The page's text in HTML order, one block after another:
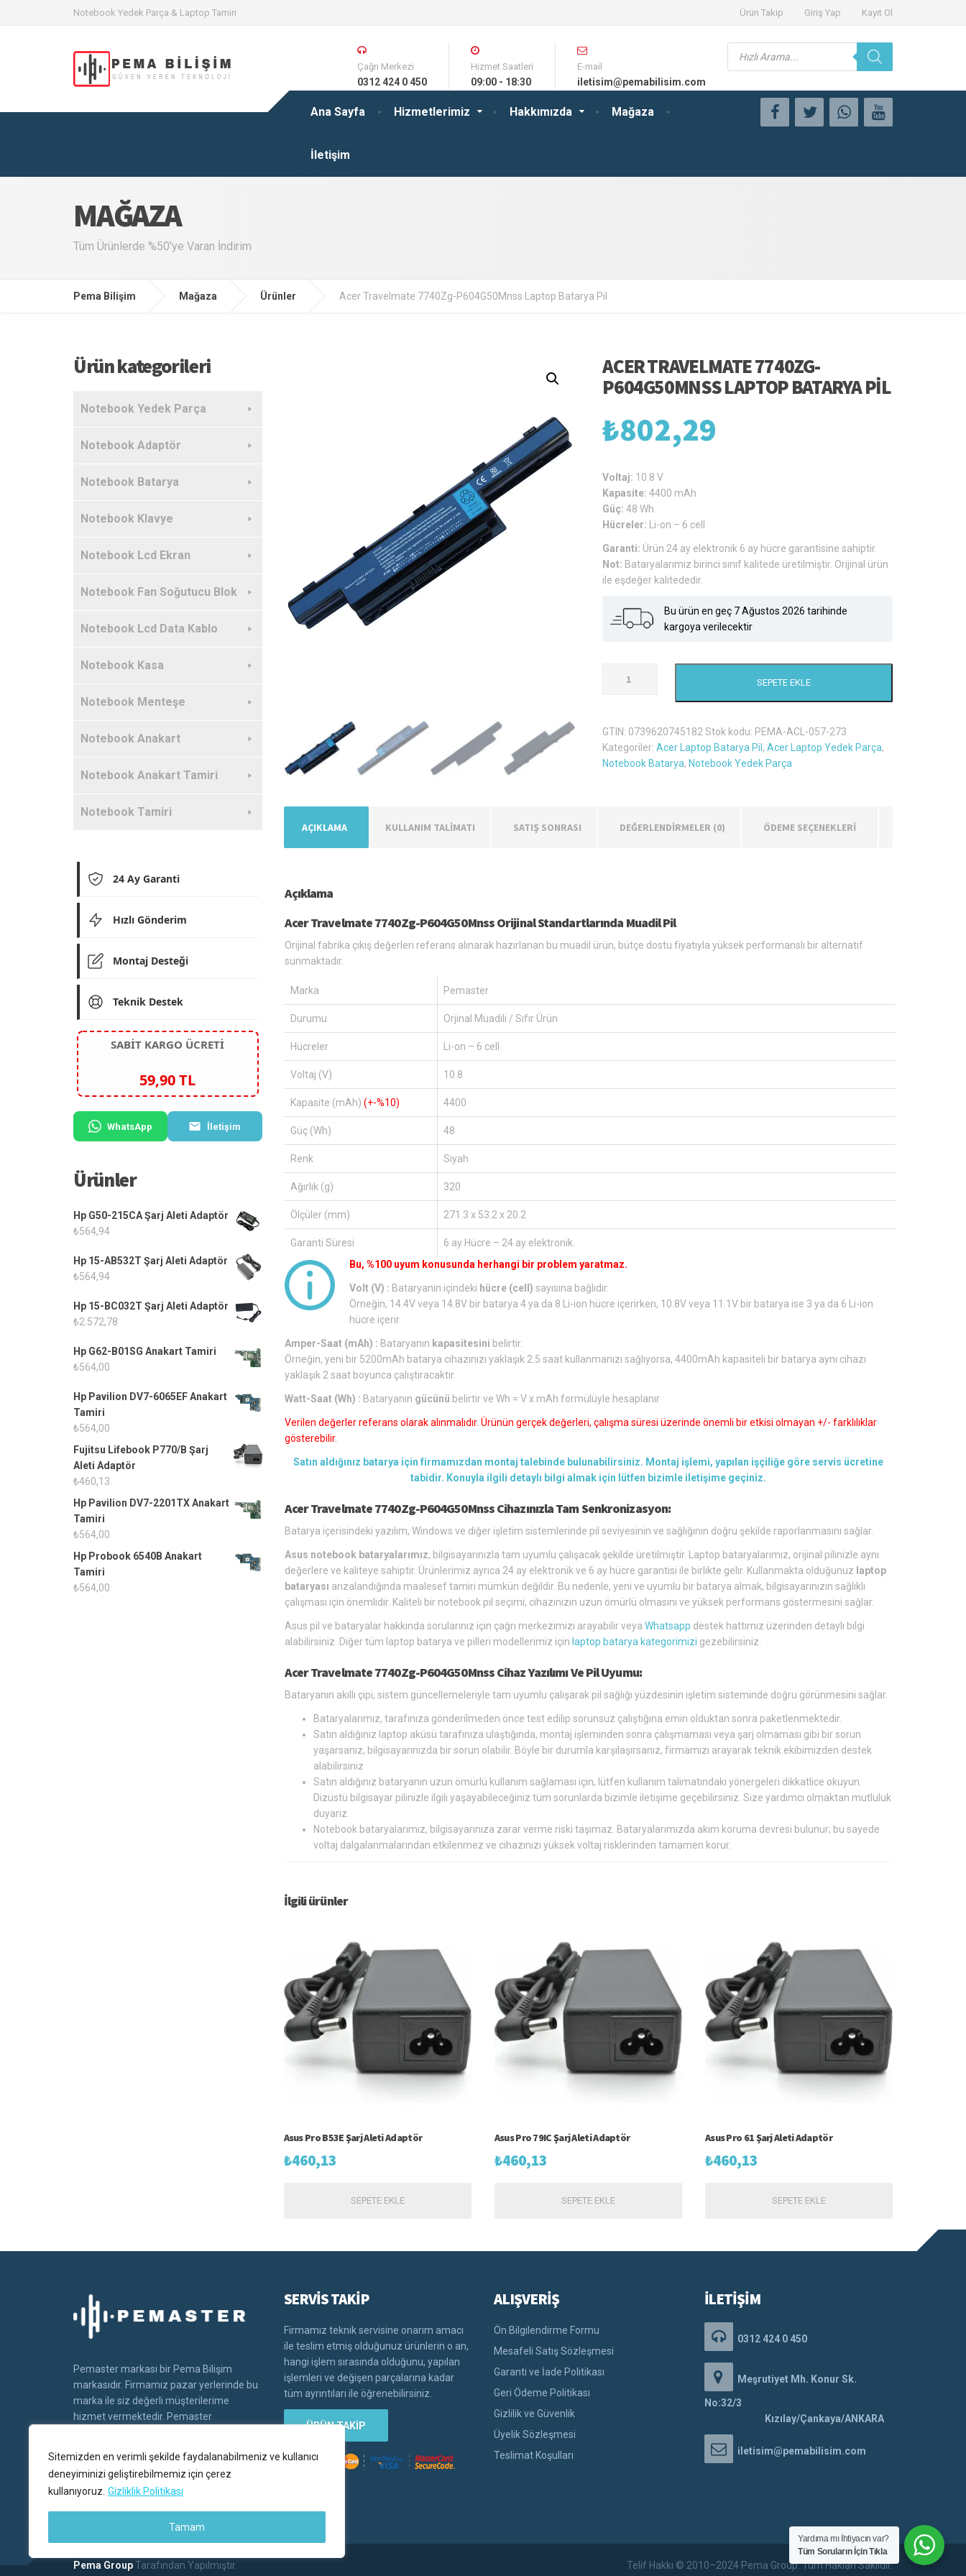
Sitemizden en verimli şekilde faydalanabilmeniz ve kullanıcı
deneyiminizi geliştirebilmemiz için çerez
kullanıyoruz. Gizliklik Politikası
Tamam
Notebook Yedek Parça & Laptop Tamiri Ürün Takip Giriş Yap Kayıt Ol
Ana Sayfa Hizmetlerimiz Hakkımızda Mağaza
İletişim
Çağrı Merkezi
0312 424 0 450
Hizmet Saatleri
09:00 - 18:30
E-mail
iletisim@pemabilisim.com
Products
search
MAĞAZA
Tüm Ürünlerde %50'ye Varan İndirim
Pema Bilişim Mağaza Ürünler Acer Travelmate 7740Zg-P604G50Mnss Laptop Batarya Pil
ACER TRAVELMATE 7740ZG-
P604G50MNSS LAPTOP BATARYA PIL
₺802,29
Voltaj: 10.8 V
Kapasite:4400 mAh
Güç:48 Wh
Hücreler:
Li-on – 6 cell
Garanti: Ürün 24 ay elektronik 6 ay hücre garantisine sahiptir.
Not: Bataryalarımız birinci sınıf kalitede üretilmiştir. Orijinal ürün
ile eşdeğer kalitededir.
Bu ürün en geç 7 Ağustos 2026 tarihinde
kargoya verilecektir
Travelmate
Laptop
Batarya
Pil
SEPETE EKLE
GTIN: 0739620745182 Stok kodu: PEMA-ACL-057-273
Kategoriler:Acer Laptop Batarya Pil ,Acer Laptop Yedek Parça,
Notebook Batarya, Notebook Yedek Parça
AÇIKLAMA KULLANIM TALİMATI SATIŞ SONRASI DEĞERLENDIRMELER (0) ÖDEME SEÇENEKLERİ
Açıklama
Acer Travelmate 7740Zg-P604G50Mnss Orijinal Standartlarında Muadil Pil
Orijinal fabrika çıkış değerleri referans alınarak hazırlanan bu muadil ürün, bütçe dostu fiyatıyla yüksek performanslı bir alternatif
sunmaktadır.
Marka Pemaster
Durumu Orjinal Muadili / Sıfır Ürün
Hücreler Li-on – 6 cell
Voltaj (V) 10.8
Kapasite (mAh) (+-%10) 4400
Güç (Wh) 48
Renk Siyah
Ağırlık (g) 320
Ölçüler (mm) 271.3 x 53.2 x 20.2
Garanti Süresi
6 ay Hücre – 24 ay elektronik.
Bu, %100 uyum konusunda herhangi bir problem yaratmaz.
Volt (V) : Bataryanın içindeki hücre (cell) sayısına bağlıdır.
Örneğin, 14.4V veya 14.8V bir batarya 4 ya da 8 Li-ion hücre içerirken, 10.8V veya 11.1V bir batarya ise 3 ya da 6 Li-ion
hücre içerir.
Amper-Saat (mAh) : Bataryanın kapasitesini belirtir.
Örneğin, yeni bir 5200mAh batarya cihazınızı yaklaşık 2.5 saat kullanmanızı sağlıyorsa, 4400mAh kapasiteli bir batarya aynı cihazı
yaklaşık 2 saat boyunca çalıştıracaktır.
Watt-Saat (Wh) : Bataryanın gücünü belirtir ve Wh = V x mAh formülüyle hesaplanır
Verilen değerler referans olarak alınmalıdır. Ürünün gerçek değerleri, çalışma süresi üzerinde önemli bir etkisi olmayan +/- farklılıklar
gösterebilir.
Satın aldığınız batarya için firmamızdan montaj talebinde bulunabilirsiniz. Montaj işlemi, yapılan işçiliğe göre servis ücretine
tabidir. Konuyla ilgili detaylı bilgi almak için lütfen bizimle iletişime geçiniz.
Acer Travelmate 7740Zg-P604G50Mnss Cihazınızla Tam Senkronizasyon:
Batarya içerisindeki yazılım, Windows ve diğer işletim sistemlerinde pil seviyesinin ve sağlığının doğru şekilde raporlanmasını sağlar.
Asus notebook bataryalarımız, bilgisayarınızla tam uyumlu çalışacak şekilde üretilmiştir. Laptop bataryalarımız, orijinal pilinizle aynı
değerlere ve kaliteye sahiptir. Ürünlerimiz ayrıca 24 ay elektronik ve 6 ay hücre garantisi ile birlikte gelir. Kullanmakta olduğunuz laptop
bataryası arızalandığında maalesef tamiri mümkün değildir. Bu nedenle, yeni ve uyumlu bir batarya almak, bilgisayarınızın sağlıklı
çalışması için önemlidir. Kaliteli bir notebook pil seçimi, cihazınızın uzun ömürlü olmasını ve yüksek performans göstermesini sağlar.
Asus pil ve bataryalar hakkında sorularınız için çağrı merkezimizi arayabilir veya Whatsapp destek hattımız üzerinden detaylı bilgi
alabilirsiniz. Diğer tüm laptop batarya ve pilleri modellerimiz için laptop batarya kategorimizi gezebilirsiniz.
Acer Travelmate 7740Zg-P604G50Mnss Cihaz Yazılımı Ve Pil Uyumu:
Bataryanın akıllı çipi, sistem güncellemeleriyle tam uyumlu çalışarak pil sağlığı yüzdesinin işletim sisteminde doğru görünmesini sağlar.
Bataryalarımız, tarafınıza gönderilmeden önce test edilip sorunsuz çalıştığına emin olduktan sonra paketlenmektedir.
Satın aldığınız laptop aküsü tarafınıza ulaştığında, montaj işleminden sonra çalışmaması veya şarj olmaması gibi bir sorun
yaşarsanız, bilgisayarınızda bir sorun olabilir. Böyle bir durumla karşılaşırsanız, firmamızı arayarak teknik ekibimizden destek
alabilirsiniz
Satın aldığınız bataryanın uzun ömürlü kullanım sağlaması için, lütfen kullanım talimatındaki yönergeleri dikkatlice okuyun.
Dizüstü bilgisayar pilinizle ilgili yaşayabileceğiniz tüm sorunlarda bizimle iletişime geçebilirsiniz. Size yardımcı olmaktan mutluluk
duyarız.
Notebook bataryalarımız, bilgisayarınıza zarar verme riski taşımaz. Bataryalarımızda akım koruma devresi bulunur; bu sayede
voltaj dalgalanmalarından etkilenmez ve cihazınızı yüksek voltaj risklerinden tamamen korur.
İlgili ürünler
Asus Pro B53E Şarj Aleti Adaptör
₺460,13
SEPETE EKLE
Asus Pro 79IC Şarj Aleti Adaptör
₺460,13
SEPETE EKLE
Asus Pro 61 Şarj Aleti Adaptör
₺460,13
SEPETE EKLE
Ürün kategorileri
Notebook Yedek Parça
Notebook Adaptör
Notebook Batarya
Notebook Klavye
Notebook Lcd Ekran
Notebook Fan Soğutucu Blok
Notebook Lcd Data Kablo
Notebook Kasa
Notebook Menteşe
Notebook Anakart
Notebook Anakart Tamiri
Notebook Tamiri
24 Ay Garanti
Hızlı Gönderim
Montaj Desteği
Teknik Destek
SABİT KARGO ÜCRETİ
59,90 TL
WhatsApp İletişim
Ürünler
Hp G50-215CA Şarj Aleti Adaptör
₺564,94
Hp 15-AB532T Şarj Aleti Adaptör
₺564,94
Hp 15-BC032T Şarj Aleti Adaptör
₺2.572,78
Hp G62-B01SG Anakart Tamiri
₺564,00
Hp Pavilion DV7-6065EF Anakart
Tamiri
₺564,00
Fujitsu Lifebook P770/B Şarj
Aleti Adaptör
₺460,13
Hp Pavilion DV7-2201TX Anakart
Tamiri
₺564,00
Hp Probook 6540B Anakart
Tamiri
₺564,00
Pemaster markası bir Pema Bilişim
markasıdır. Firmamız pazar yerlerinde bu
marka ile siz değerli müşterilerime
hizmet vermektedir. Pemaster
SERVİS TAKİP
Firmamız teknik servisine onarım amacı
ile teslim etmiş olduğunuz ürünlerin o an,
hangi işlem sırasında olduğunu, yapılan
işlemleri ve değişen parçalarına kadar
tüm ayrıntıları ile öğrenebilirsiniz.
ÜRÜN TAKİP
ALIŞVERİŞ
Ön Bilgilendirme Formu
Mesafeli Satış Sözleşmesi
Garanti ve İade Politikası
Geri Ödeme Politikası
Gizlilik ve Güvenlik
Üyelik Sözleşmesi
Teslimat Koşulları
İLETİŞİM
0312 424 0 450
Meşrutiyet Mh. Konur Sk.
No:32/3
Kızılay/Çankaya/ANKARA
iletisim@pemabilisim.com
Pema GroupTarafından Yapılmıştır. Telif Hakkı © 2010–2024 Pema Group. Tüm Hakları Saklıdır.
Yardıma mı İhtiyacın var?
Tüm Soruların İçin Tıkla